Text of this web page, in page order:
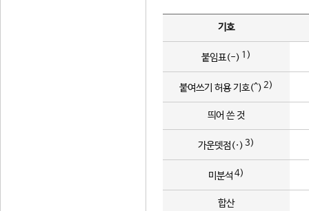
기호
붙임표(-) 1)
붙여쓰기 허용 기호(^) 2)
띄어 쓴 것
가운뎃점(·) 3)
미분석 4)
합산